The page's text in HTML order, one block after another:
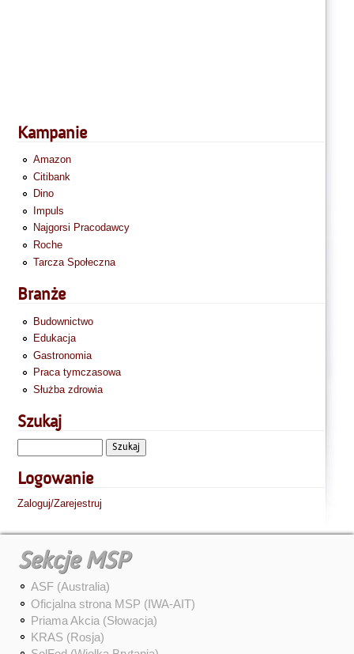
Kampanie
Amazon
Citibank
Dino
Impuls
Najgorsi Pracodawcy
Roche
Tarcza Społeczna
Branże
Budownictwo
Edukacja
Gastronomia
Praca tymczasowa
Służba zdrowia
Szukaj
Logowanie
Zaloguj/Zarejestruj
Sekcje MSP
ASF (Australia)
Oficjalna strona MSP (IWA-AIT)
Priama Akcia (Słowacja)
KRAS (Rosja)